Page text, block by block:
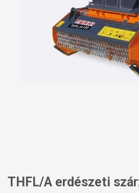
THFL/A erdészeti